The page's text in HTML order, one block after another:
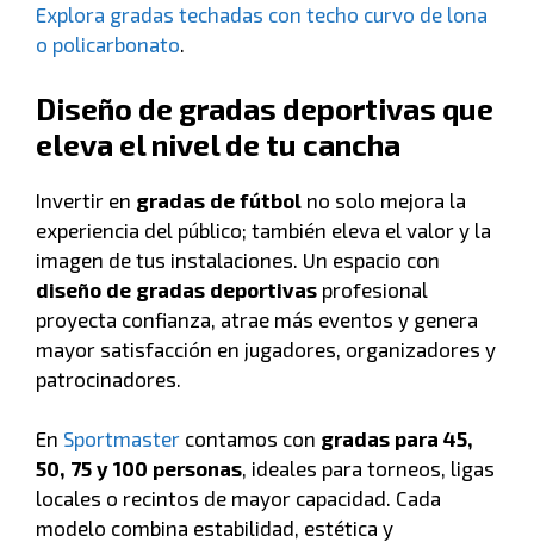
Explora gradas techadas con techo curvo de lona
o policarbonato.
Diseño de gradas deportivas que
eleva el nivel de tu cancha
Invertir en gradas de fútbol no solo mejora la
experiencia del público; también eleva el valor y la
imagen de tus instalaciones. Un espacio con
diseño de gradas deportivas profesional
proyecta confianza, atrae más eventos y genera
mayor satisfacción en jugadores, organizadores y
patrocinadores.
En Sportmaster contamos con gradas para 45,
50, 75 y 100 personas, ideales para torneos, ligas
locales o recintos de mayor capacidad. Cada
modelo combina estabilidad, estética y